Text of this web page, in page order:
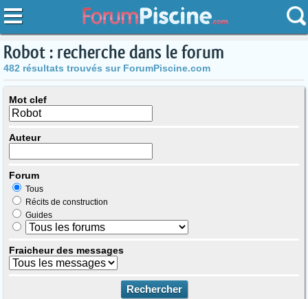
Robot : recherche dans le forum
482 résultats trouvés sur ForumPiscine.com
Mot clef
Auteur
Forum
Tous
Récits de construction
Guides
Fraicheur des messages